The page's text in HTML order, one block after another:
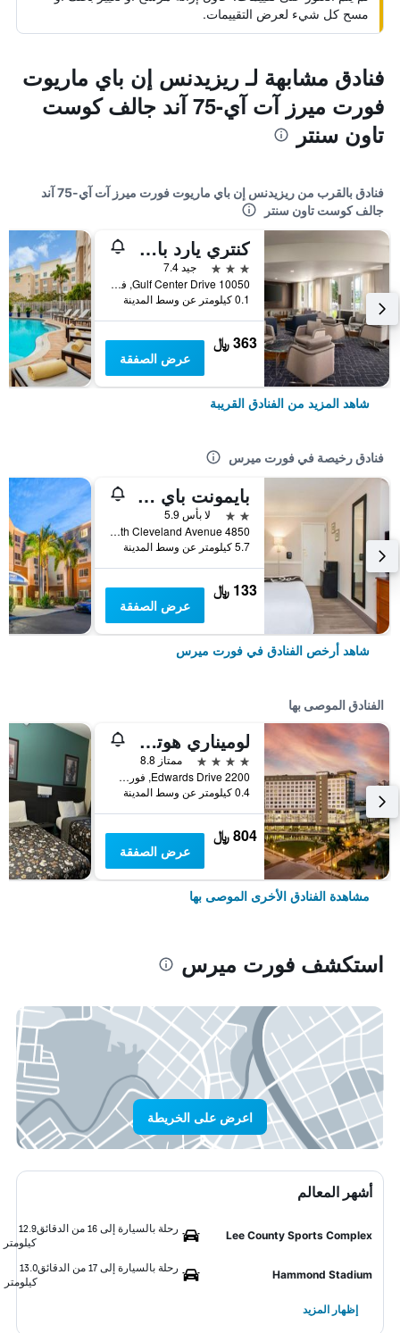
مسح كل شيء لعرض التقييمات.
فنادق مشابهة لـ ريزيدنس إن باي ماريوت
فورت ميرز آت آي-75 آند جالف كوست
تاون سنتر
فنادق بالقرب من ريزيدنس إن باي ماريوت فورت ميرز آت آي-75 آند
جالف كوست تاون سنتر
كنتري يارد باي ماريوت فورت مايرز 1-57
3 نجوم
جيد 7.4
10050 Gulf Center Drive, فورت ميرس, FL, الولايات المتحدة الأميريكية
0.1 كيلومتر عن وسط المدينة
363 ﷼
عرض الصفقة
شاهد المزيد من الفنادق القريبة
فنادق رخيصة في فورت ميرس
بايمونت باي ويندام فورت مايرز سنترال
2 نجمتين
لا بأس 5.9
4850 South Cleveland Avenue, فورت ميرس, FL, الولايات المتحدة الأميريكية
5.7 كيلومتر عن وسط المدينة
133 ﷼
عرض الصفقة
شاهد أرخص الفنادق في فورت ميرس
الفنادق الموصى بها
لوميناري هوتل آند كو.، أوتوجراف كوليكشن
4 نجوم
ممتاز 8.8
2200 Edwards Drive, فورت ميرس, FL, الولايات المتحدة الأميريكية
0.4 كيلومتر عن وسط المدينة
804 ﷼
عرض الصفقة
مشاهدة الفنادق الأخرى الموصى بها
استكشف فورت ميرس
اعرض على الخريطة
أشهر المعالم
Lee County Sports Complex
رحلة بالسيارة إلى 16 من الدقائق
12.9
كيلومتر
Hammond Stadium
رحلة بالسيارة إلى 17 من الدقائق
13.0
كيلومتر
إظهار المزيد